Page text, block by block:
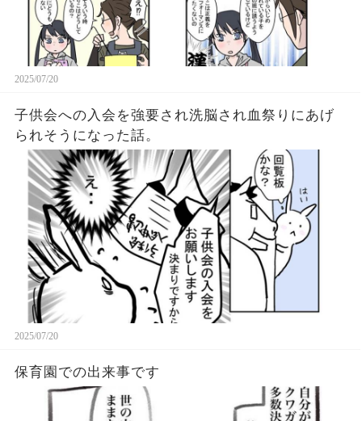
2025/07/20
子供会への入会を強要され洗脳され血祭りにあげ
られそうになった話。
2025/07/20
保育園での出来事です